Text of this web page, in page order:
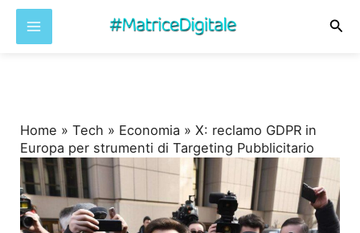
Home »Tech » Economia »X: reclamo GDPR in
Europa per strumenti di Targeting Pubblicitario